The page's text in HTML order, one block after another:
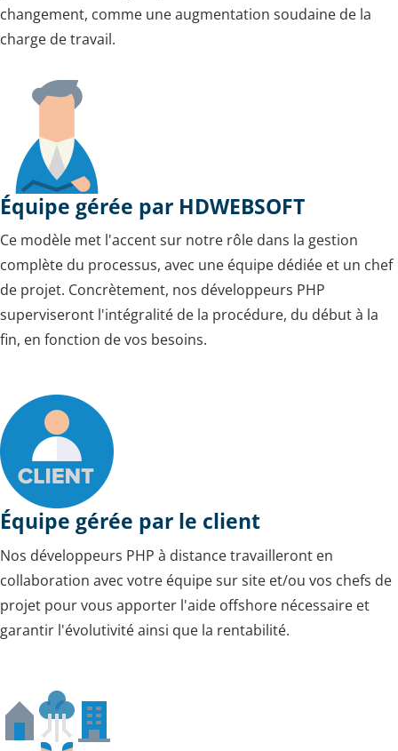
changement, comme une augmentation soudaine de la
charge de travail.
Équipe gérée par HDWEBSOFT
Ce modèle met l'accent sur notre rôle dans la gestion
complète du processus, avec une équipe dédiée et un chef
de projet. Concrètement, nos développeurs PHP
superviseront l'intégralité de la procédure, du début à la
fin, en fonction de vos besoins.
Équipe gérée par le client
Nos développeurs PHP à distance travailleront en
collaboration avec votre équipe sur site et/ou vos chefs de
projet pour vous apporter l'aide offshore nécessaire et
garantir l'évolutivité ainsi que la rentabilité.